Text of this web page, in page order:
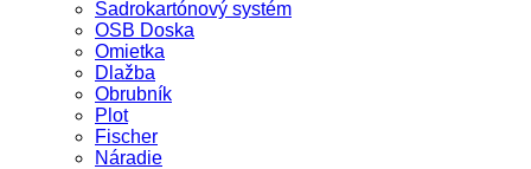
Sadrokartónový systém
OSB Doska
Omietka
Dlažba
Obrubník
Plot
Fischer
Náradie